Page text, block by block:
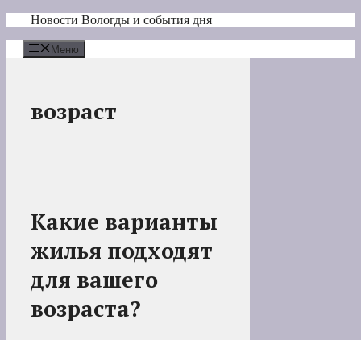
Перейти
содержимому
Новости Вологды и события дня
Меню
возраст
Какие варианты
жилья подходят
для вашего
возраста?